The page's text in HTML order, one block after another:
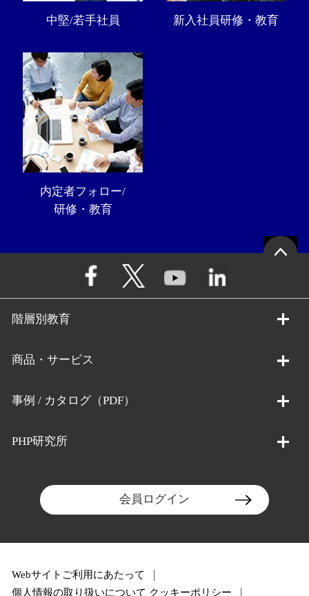
中堅/若手社員 新入社員研修・教育
内定者フォロー/
研修・教育
階層別教育
商品・サービス
事例 / カタログ（PDF）
PHP研究所
会員ログイン
Webサイトご利用にあたって
個人情報の取り扱いについて クッキーポリシー